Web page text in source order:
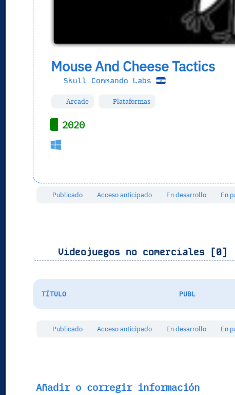
Mouse And Cheese Tactics
Skull Commando Labs
Arcade Plataformas
2020
Publicado Acceso anticipado En desarrollo En
Videojuegos no comerciales [0]
TÍTULO PUBL
Publicado Acceso anticipado En desarrollo En
Añadir o corregir información